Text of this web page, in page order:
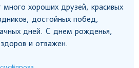
хороших друзей, красивых
достойных побед,
дней. С днем рожденья,
и отважен.